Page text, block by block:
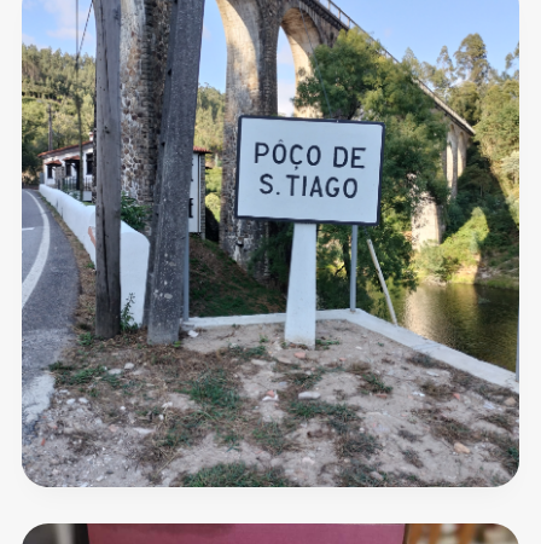
Café
Cortiço